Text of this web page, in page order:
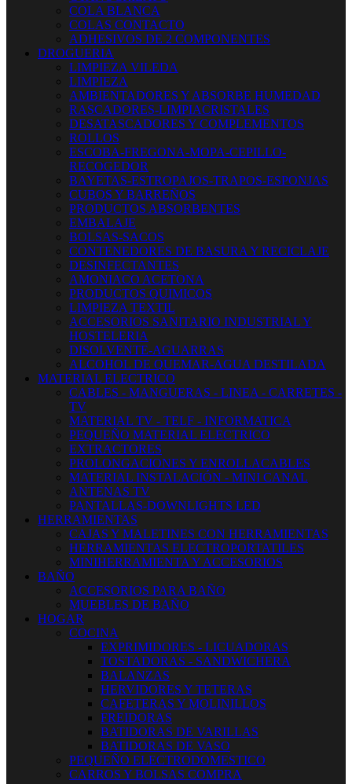
COLA BLANCA
COLAS CONTACTO
ADHESIVOS DE 2 COMPONENTES
DROGUERIA
LIMPIEZA VILEDA
LIMPIEZA
AMBIENTADORES Y ABSORBE HUMEDAD
RASCADORES-LIMPIACRISTALES
DESATASCADORES Y COMPLEMENTOS
ROLLOS
ESCOBA-FREGONA-MOPA-CEPILLO-
RECOGEDOR
BAYETAS-ESTROPAJOS-TRAPOS-ESPONJAS
CUBOS Y BARREÑOS
PRODUCTOS ABSORBENTES
EMBALAJE
BOLSAS-SACOS
CONTENEDORES DE BASURA Y RECICLAJE
DESINFECTANTES
AMONIACO ACETONA
PRODUCTOS QUIMICOS
LIMPIEZA TEXTIL
ACCESORIOS SANITARIO INDUSTRIAL Y
HOSTELERIA
DISOLVENTE-AGUARRAS
ALCOHOL DE QUEMAR-AGUA DESTILADA
MATERIAL ELECTRICO
CABLES - MANGUERAS - LINEA - CARRETES -
TV
MATERIAL TV - TELF - INFORMATICA
PEQUEÑO MATERIAL ELECTRICO
EXTRACTORES
PROLONGACIONES Y ENROLLACABLES
MATERIAL INSTALACIÓN - MINI CANAL
ANTENAS TV
PANTALLAS-DOWNLIGHTS LED
HERRAMIENTAS
CAJAS Y MALETINES CON HERRAMIENTAS
HERRAMIENTAS ELECTROPORTATILES
MINIHERRAMIENTA Y ACCESORIOS
BAÑO
ACCESORIOS PARA BAÑO
MUEBLES DE BAÑO
HOGAR
COCINA
EXPRIMIDORES - LICUADORAS
TOSTADORAS - SANDWICHERA
BALANZAS
HERVIDORES Y TETERAS
CAFETERAS Y MOLINILLOS
FREIDORAS
BATIDORAS DE VARILLAS
BATIDORAS DE VASO
PEQUEÑO ELECTRODOMESTICO
CARROS Y BOLSAS COMPRA